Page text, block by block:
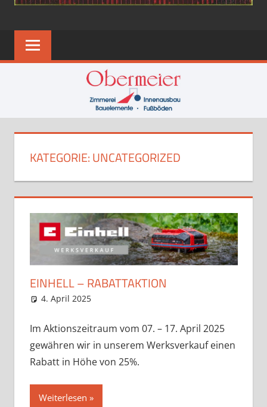
KATEGORIE:UNCATEGORIZED
EINHELL – RABATTAKTION
4. April 2025
Im Aktionszeitraum vom 07. – 17. April 2025
gewähren wir in unserem Werksverkauf einen
Rabatt in Höhe von 25%.
Weiterlesen